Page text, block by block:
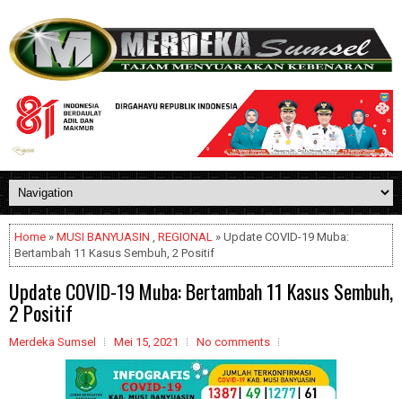
Home » MUSI BANYUASIN , REGIONAL » Update COVID-19 Muba:
Bertambah 11 Kasus Sembuh, 2 Positif
Update COVID-19 Muba: Bertambah 11 Kasus Sembuh,
2 Positif
Merdeka Sumsel Mei 15, 2021 No comments